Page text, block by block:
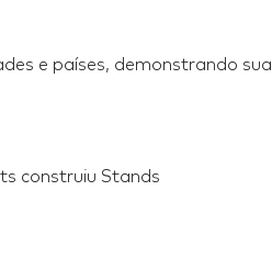
e países, demonstrando sua
construiu Stands